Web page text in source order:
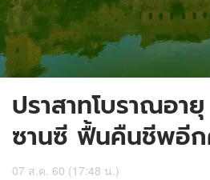
ปราสาทโบราณอา
ซานซี ฟื้นคืนชีพอี
07 ส.ค. 60 (17:48 น.)